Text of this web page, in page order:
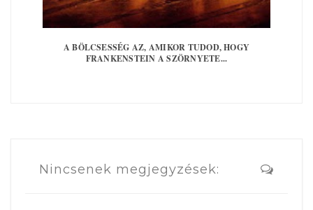
A BÖLCSESSÉG AZ, AMIKOR TUDOD, HOGY
FRANKENSTEIN A SZÖRNYETE...
Nincsenek megjegyzések: